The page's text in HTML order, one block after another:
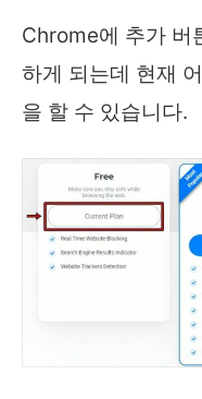
Chrome에 추가 버
하게 되는데 현재
을 할 수 있습니다.